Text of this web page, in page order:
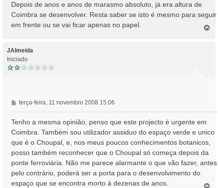
Depois de anos e anos de marasmo absoluto, já era altura de
Coimbra se desenvolver. Resta saber se isto é mesmo para seguir
em frente ou se vai ficar apenas no papel.
JAlmeida
Iniciado
M
e
n
g
e
m
terça-feira, 11 novembro 2008 15:06
Tenho a mesma opinião, penso que este projecto é urgente em
Coimbra. Também sou utilizador assiduo do espaço verde e unico
que é o Choupal, e, nos meus poucos conhecimentos botanicos,
posso também reconhecer que o Choupal só começa depois da
ponte ferroviária. Não me parece alarmante o que vão fazer, antes
pelo contrário, poderá ser a porta para o desenvolvimento do
espaço que se encontra morto à dezenas de anos.